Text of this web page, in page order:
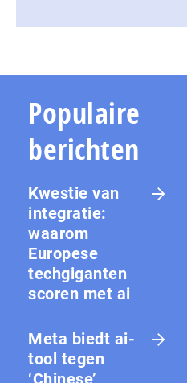
Populaire
berichten
Kwestie van
integratie:
waarom
Europese
techgiganten
scoren met ai
Meta biedt ai-
tool tegen
‘Chinese’